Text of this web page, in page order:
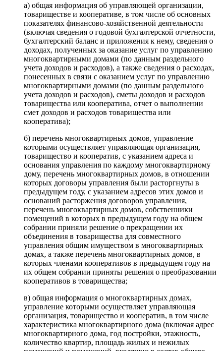
а) общая информация об управляющей организации,
товариществе и кооперативе, в том числе об основных
показателях финансово-хозяйственной деятельности
(включая сведения о годовой бухгалтерской отчетности,
бухгалтерский баланс и приложения к нему, сведения о
доходах, полученных за оказание услуг по управлению
многоквартирными домами (по данным раздельного
учета доходов и расходов), а также сведения о расходах,
понесенных в связи с оказанием услуг по управлению
многоквартирными домами (по данным раздельного
учета доходов и расходов), сметы доходов и расходов
товарищества или кооператива, отчет о выполнении
смет доходов и расходов товарищества или
кооператива);
б) перечень многоквартирных домов, управление
которыми осуществляет управляющая организация,
товарищество и кооператив, с указанием адреса и
основания управления по каждому многоквартирному
дому, перечень многоквартирных домов, в отношении
которых договоры управления были расторгнуты в
предыдущем году, с указанием адресов этих домов и
оснований расторжения договоров управления,
перечень многоквартирных домов, собственники
помещений в которых в предыдущем году на общем
собрании приняли решение о прекращении их
объединения в товарищества для совместного
управления общим имуществом в многоквартирных
домах, а также перечень многоквартирных домов, в
которых членами кооперативов в предыдущем году на
их общем собрании приняты решения о преобразовании
кооперативов в товарищества;
в) общая информация о многоквартирных домах,
управление которыми осуществляет управляющая
организация, товарищество и кооператив, в том числе
характеристика многоквартирного дома (включая адрес
многоквартирного дома, год постройки, этажность,
количество квартир, площадь жилых и нежилых